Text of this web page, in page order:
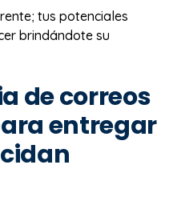
tus potenciales
brindándote su
de correos
entregar